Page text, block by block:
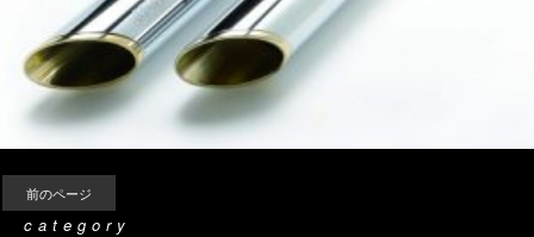
前のページ
category